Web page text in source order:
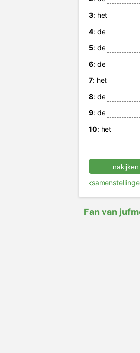
3: het
4: de
5: de
6: de
7: het
8: de
9: de
10: het
Fan van